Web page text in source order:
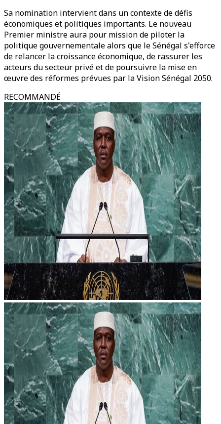
Sa nomination intervient dans un contexte de défis
économiques et politiques importants. Le nouveau
Premier ministre aura pour mission de piloter la
politique gouvernementale alors que le Sénégal s'efforce
de relancer la croissance économique, de rassurer les
acteurs du secteur privé et de poursuivre la mise en
œuvre des réformes prévues par la Vision Sénégal 2050.
RECOMMANDÉ